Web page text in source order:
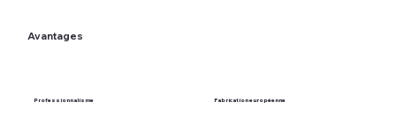
Avantages
Professionnalisme Fabrication européenne